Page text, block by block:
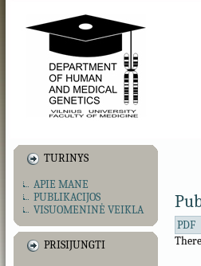
TURINYS
APIE MANE
PUBLIKACIJOS
VISUOMENINĖ VEIKLA
PRISIJUNGTI
PDF